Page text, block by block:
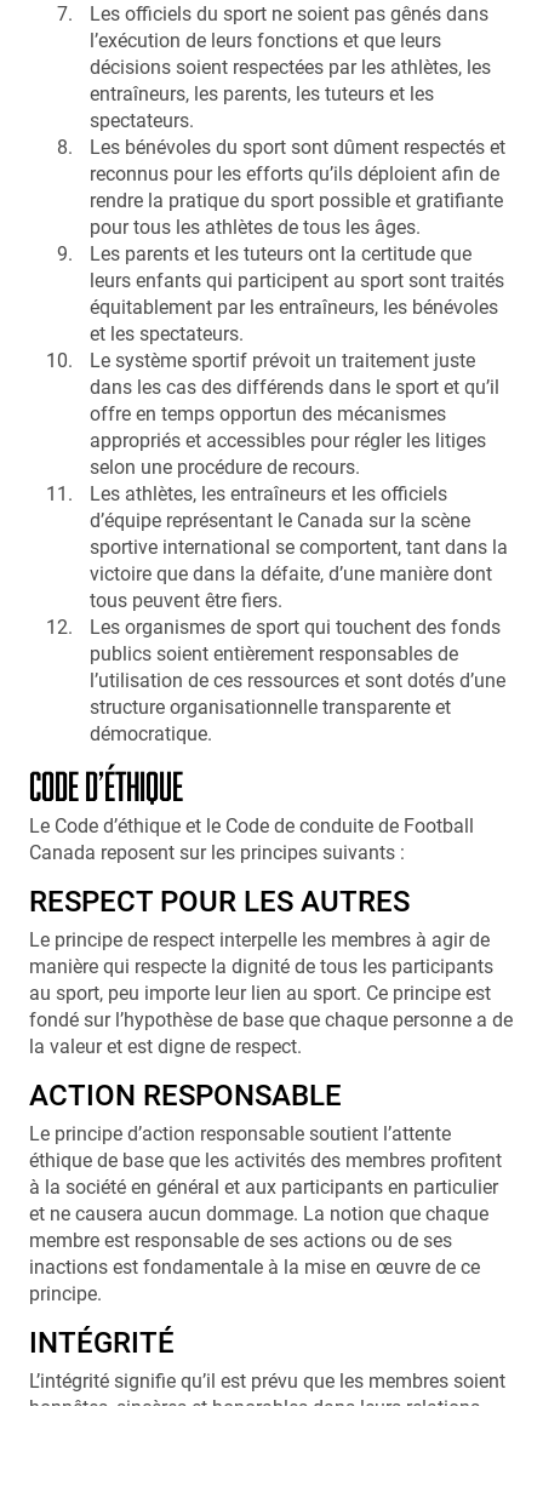
Les officiels du sport ne soient pas gênés dans
l’exécution de leurs fonctions et que leurs
décisions soient respectées par les athlètes, les
entraîneurs, les parents, les tuteurs et les
spectateurs.
Les bénévoles du sport sont dûment respectés et
reconnus pour les efforts qu’ils déploient afin de
rendre la pratique du sport possible et gratifiante
pour tous les athlètes de tous les âges.
Les parents et les tuteurs ont la certitude que
leurs enfants qui participent au sport sont traités
équitablement par les entraîneurs, les bénévoles
et les spectateurs.
Le système sportif prévoit un traitement juste
dans les cas des différends dans le sport et qu’il
offre en temps opportun des mécanismes
appropriés et accessibles pour régler les litiges
selon une procédure de recours.
Les athlètes, les entraîneurs et les officiels
d’équipe représentant le Canada sur la scène
sportive international se comportent, tant dans la
victoire que dans la défaite, d’une manière dont
tous peuvent être fiers.
Les organismes de sport qui touchent des fonds
publics soient entièrement responsables de
l’utilisation de ces ressources et sont dotés d’une
structure organisationnelle transparente et
démocratique.
CODE D’ÉTHIQUE
Le Code d’éthique et le Code de conduite de Football
Canada reposent sur les principes suivants :
RESPECT POUR LES AUTRES
Le principe de respect interpelle les membres à agir de
manière qui respecte la dignité de tous les participants
au sport, peu importe leur lien au sport. Ce principe est
fondé sur l’hypothèse de base que chaque personne a de
la valeur et est digne de respect.
ACTION RESPONSABLE
Le principe d’action responsable soutient l’attente
éthique de base que les activités des membres profitent
à la société en général et aux participants en particulier
et ne causera aucun dommage. La notion que chaque
membre est responsable de ses actions ou de ses
inactions est fondamentale à la mise en œuvre de ce
principe.
INTÉGRITÉ
L’intégrité signifie qu’il est prévu que les membres soient
honnêtes, sincères et honorables dans leurs relations